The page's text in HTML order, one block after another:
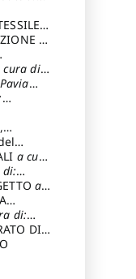
a
a
a
cura di:
a cura
di:
a
cura di:
di:
DI